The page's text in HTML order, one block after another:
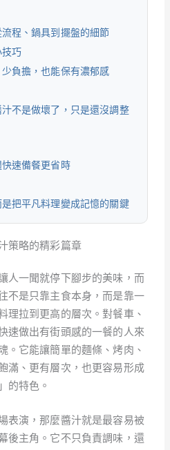
程、鍋具到擺盤的細節
巧
負擔，也能保有濃郁感
不是做壞了，只是還沒調整
速備餐更省時
把平凡料理變成記憶的關鍵
策略的精彩篇章
人一聞就停下腳步的美味，而
不是只靠主食本身，而是靠一
理拉到更高的層次。對餐車、
速做出有街頭感的一餐的人來
。它能讓簡單的麵條、烤肉、
滿、更有層次，也更容易形成
的特色。
表演，那麼醬汁就是最容易被
後主角。它不只負責調味，還